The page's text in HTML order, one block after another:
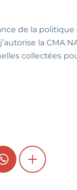
de la politique
la CMA
collectées
WHATSAPPSHOW MORE